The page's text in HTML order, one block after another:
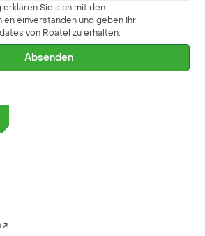
Sie sich mit den
einverstanden und geben Ihr
von Roatel zu erhalten.